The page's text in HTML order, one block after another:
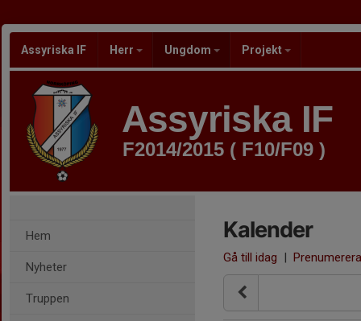
Assyriska IF Herr Ungdom Projekt
Assyriska IF
F2014/2015 ( F10/F09 )
Hem
Nyheter
Truppen
Kalender
Gå till idag | Prenumerera